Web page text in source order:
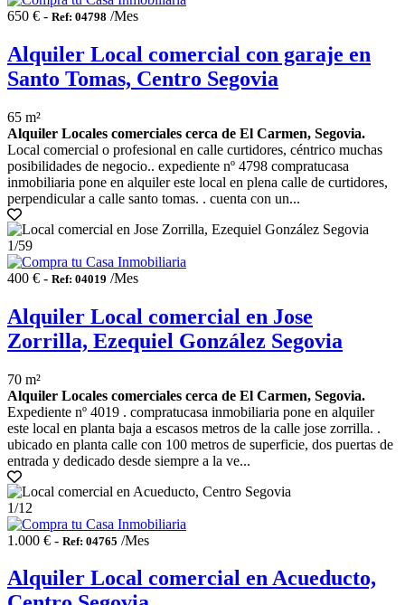
650 € - Ref: 04798 /Mes
Alquiler Local comercial con garaje en
Santo Tomas, Centro Segovia
65 m²
Alquiler Locales comerciales cerca de El Carmen, Segovia.
Local comercial o profesional en calle curtidores, céntrico muchas
posibilidades de negocio.. expediente nº 4798 compratucasa
inmobiliaria pone en alquiler este local en plena calle de curtidores,
perpendicular a calle santo tomas. . cuenta con un...
1/59
400 € - Ref: 04019 /Mes
Alquiler Local comercial en Jose
Zorrilla, Ezequiel González Segovia
70 m²
Alquiler Locales comerciales cerca de El Carmen, Segovia.
Expediente nº 4019 . compratucasa inmobiliaria pone en alquiler
este local en planta baja a escasos metros de la calle jose zorrilla. .
ubicado en planta calle con 100 metros de superficie, dos puertas de
entrada y dedicado desde siempre a la ve...
1/12
1.000 € - Ref: 04765 /Mes
Alquiler Local comercial en Acueducto,